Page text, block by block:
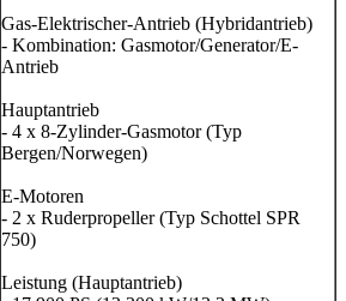
Gas-Elektrischer-Antrieb (Hybridantrieb)
- Kombination: Gasmotor/Generator/E-
Antrieb
Hauptantrieb
- 4 x 8-Zylinder-Gasmotor (Typ
Bergen/Norwegen)
E-Motoren
- 2 x Ruderpropeller (Typ Schottel SPR
750)
Leistung (Hauptantrieb)